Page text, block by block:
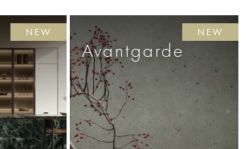
NEW
Avantgarde
NEW